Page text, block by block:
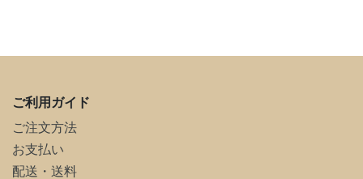
ご利用ガイド
ご注文方法
お支払い
配送・送料